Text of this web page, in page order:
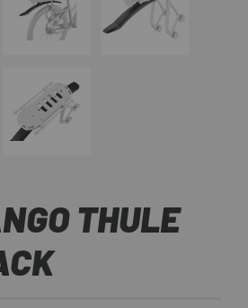
THULE